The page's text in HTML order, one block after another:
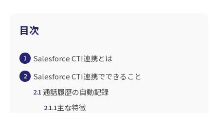
目次
1 Salesforce CTI連携とは
2 Salesforce CTI連携でできること
2.1 通話履歴の自動記録
2.1.1主な特徴